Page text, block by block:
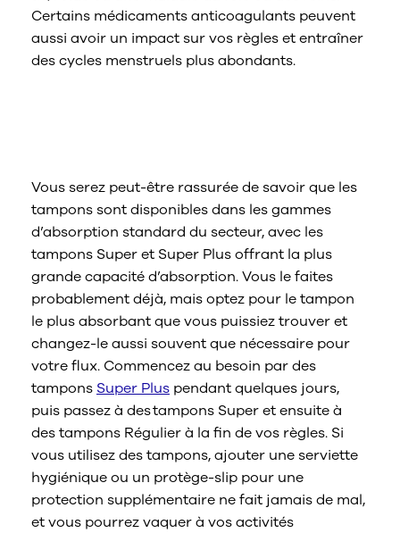
Certains médicaments anticoagulants peuvent
aussi avoir un impact sur vos règles et entraîner
des cycles menstruels plus abondants.
Vous serez peut-être rassurée de savoir que les
tampons sont disponibles dans les gammes
d’absorption standard du secteur, avec les
tampons Super et Super Plus offrant la plus
grande capacité d’absorption. Vous le faites
probablement déjà, mais optez pour le tampon
le plus absorbant que vous puissiez trouver et
changez-le aussi souvent que nécessaire pour
votre flux. Commencez au besoin par des
tampons Super Plus pendant quelques jours,
puis passez à des tampons Super et ensuite à
des tampons Régulier à la fin de vos règles. Si
vous utilisez des tampons, ajouter une serviette
hygiénique ou un protège-slip pour une
protection supplémentaire ne fait jamais de mal,
et vous pourrez vaquer à vos activités